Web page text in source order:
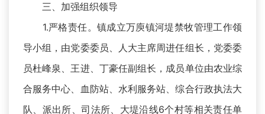
三、加强组织领导
1.严格责任。镇成立万庾镇河堤禁牧管理工作领
导小组，由党委委员、人大主席周进任组长，党委委
员杜峰泉、王进、丁豪任副组长，成员单位由农业综
合服务中心、血防站、水利服务站、综合行政执法大
队、派出所、司法所、大堤沿线6个村等相关责任单